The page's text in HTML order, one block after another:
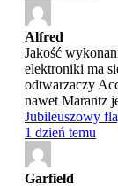
Alfred
Jakość
elektroniki ma
odtwarzaczy
nawet Marantz
Jubileuszowy
1 dzień temu
Garfield